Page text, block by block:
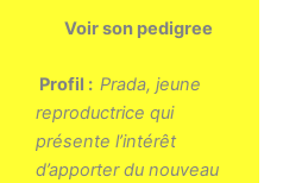
Voir son pedigree
Profil : Prada, jeune
reproductrice qui
présente l’intérêt
d’apporter du nouveau